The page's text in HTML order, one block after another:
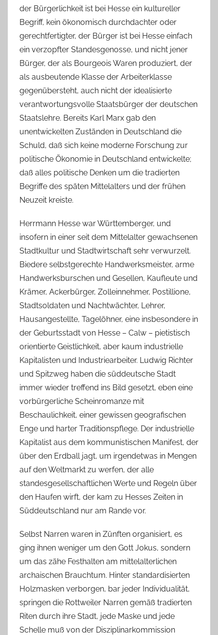
der Bürgerlichkeit ist bei Hesse ein kultureller
Begriff, kein ökonomisch durchdachter oder
gerechtfertigter, der Bürger ist bei Hesse einfach
ein verzopfter Standesgenosse, und nicht jener
Bürger, der als Bourgeois Waren produziert, der
als ausbeutende Klasse der Arbeiterklasse
gegenübersteht, auch nicht der idealisierte
verantwortungsvolle Staatsbürger der deutschen
Staatslehre. Bereits Karl Marx gab den
unentwickelten Zuständen in Deutschland die
Schuld, daß sich keine moderne Forschung zur
politische Ökonomie in Deutschland entwickelte;
daß alles politische Denken um die tradierten
Begriffe des späten Mittelalters und der frühen
Neuzeit kreiste.
Herrmann Hesse war Württemberger, und
insofern in einer seit dem Mittelalter gewachsenen
Stadtkultur und Stadtwirtschaft sehr verwurzelt.
Biedere selbstgerechte Handwerksmeister, arme
Handwerksburschen und Gesellen, Kaufleute und
Krämer, Ackerbürger, Zolleinnehmer, Postillione,
Stadtsoldaten und Nachtwächter, Lehrer,
Hausangestellte, Tagelöhner, eine insbesondere in
der Geburtsstadt von Hesse – Calw – pietistisch
orientierte Geistlichkeit, aber kaum industrielle
Kapitalisten und Industriearbeiter. Ludwig Richter
und Spitzweg haben die süddeutsche Stadt
immer wieder treffend ins Bild gesetzt, eben eine
vorbürgerliche Scheinromanze mit
Beschaulichkeit, einer gewissen geografischen
Enge und harter Traditionspflege. Der industrielle
Kapitalist aus dem kommunistischen Manifest, der
über den Erdball jagt, um irgendetwas in Mengen
auf den Weltmarkt zu werfen, der alle
standesgesellschaftlichen Werte und Regeln über
den Haufen wirft, der kam zu Hesses Zeiten in
Süddeutschland nur am Rande vor.
Selbst Narren waren in Zünften organisiert, es
ging ihnen weniger um den Gott Jokus, sondern
um das zähe Festhalten am mittelalterlichen
archaischen Brauchtum. Hinter standardisierten
Holzmasken verborgen, bar jeder Individualität,
springen die Rottweiler Narren gemäß tradierten
Riten durch ihre Stadt, jede Maske und jede
Schelle muß von der Disziplinarkommission